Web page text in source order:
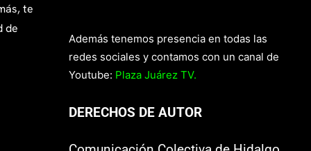
te
de
Además tenemos presencia en todas las
redes sociales y contamos con un canal de
Youtube: Plaza Juárez TV.
DERECHOS DE AUTOR